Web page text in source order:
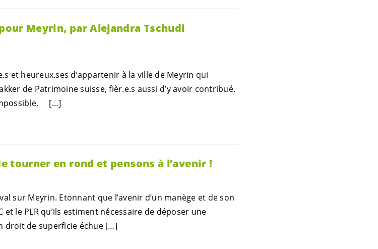
Meyrin, par Alejandra Tschudi
et heureux.ses d’appartenir à la ville de Meyrin qui
de Patrimoine suisse,fièr.e.s aussi d’y avoir contribué.
[…]
tourner en rond et pensons à l’avenir !
sur Meyrin. Etonnant que l’avenir d’un manège et de son
le PLR qu’ils estiment nécessaire de déposer une
droit de superficie échue […]